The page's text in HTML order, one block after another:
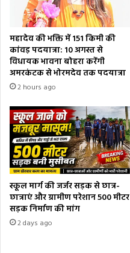
महादेव की भक्ति में 151 किमी की
कांवड़ पदयात्रा: 10 अगस्त से
विधायक भावना बोहरा करेंगी
अमरकंटक से भोरमदेव तक पदयात्रा
2 hours ago
स्कूल मार्ग की जर्जर सड़क से छात्र-
छात्राएं और ग्रामीण परेशान 500 मीटर
सड़क निर्माण की मांग
2 days ago